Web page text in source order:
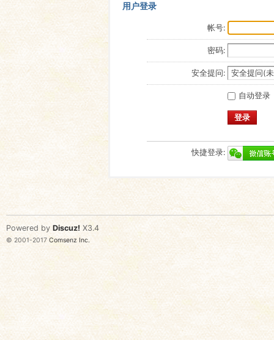
用户登录
帐号:
密码:
安全提问:
自动登录
登录
快捷登录:
Powered by Discuz! X3.4
© 2001-2017 Comsenz Inc.